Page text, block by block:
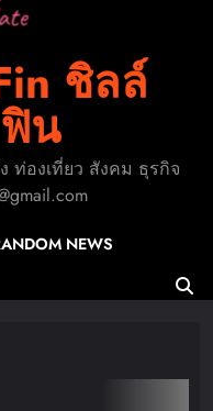
กิจครึ่งปีหลัง
าดไทยพร้อม
ชิลล์
น
ท่องเที่ยว สังคม ธุรกิจ
NEWS